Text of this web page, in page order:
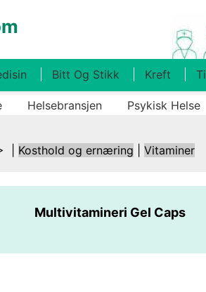
Bitt Og Stikk Kreft
Helsebransjen Psykisk Helse
| Kosthold og ernæring Vitaminer
Multivitamineri Gel Caps